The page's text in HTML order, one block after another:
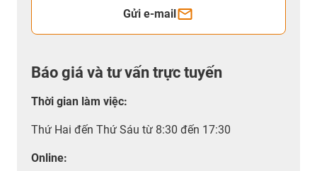
Gửi e-mail
Báo giá và tư vấn trực tuyến
Thời gian làm việc:
Thứ Hai đến Thứ Sáu từ 8:30 đến 17:30
Online: